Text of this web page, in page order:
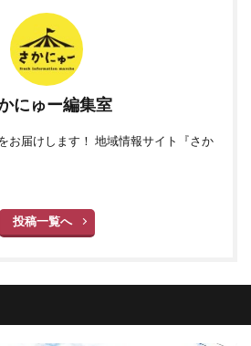
にゅー編集室
お届けします！ 地域情報サイト『さか
投稿一覧へ